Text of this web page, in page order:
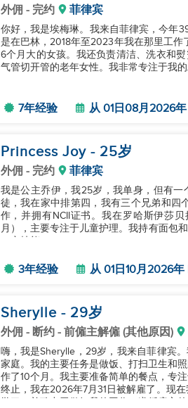
外佣 - 完约 菲律宾
你好，我是埃梅琳。我来自菲律宾，今年
是在巴林，2018年至2023年我在那里工
6个月大的女孩。我还负责清洁、洗衣和
气管切开管的老年女性。我非常专注于我
7年经验 从 01日08月2026
Princess Joy - 25岁
外佣 - 完约 菲律宾
我是公主乔伊，我25岁，我单身，但有
徒，我在家中排第四，我有三个兄弟和四
作，并拥有NCII证书。我在罗哈斯伊莎
月），主要专注于儿童护理。我持有面包
3年经验 从 01日10月2026年
Sherylle - 29岁
外佣 - 断约 - 前僱主解僱 (其他原因)
嗨，我是Sherylle，29岁，我来自菲律宾
家庭。我的主要任务是做饭、打扫卫生和
作了10个月。我主要准备简单的餐点，专
终止，我在2026年7月31日被解雇了。现